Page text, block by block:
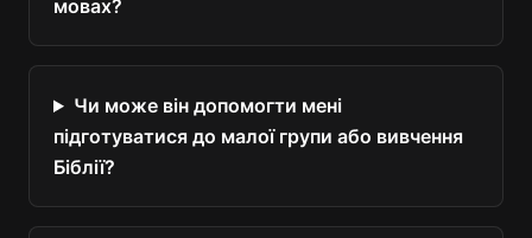
мовах?
Чи може він допомогти мені
підготуватися до малої групи або вивчення
Біблії?